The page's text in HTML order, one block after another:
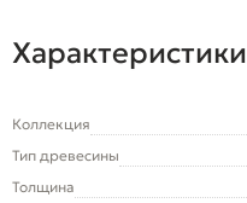
Характеристики
Коллекция
Тип древесины
Толщина